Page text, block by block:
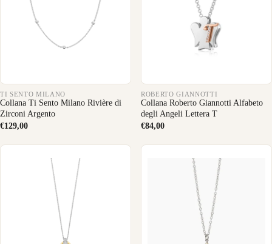
TI SENTO MILANO
Collana Ti Sento Milano Rivière di
Zirconi Argento
€129,00
ROBERTO GIANNOTTI
Collana Roberto Giannotti Alfabeto
degli Angeli Lettera T
€84,00